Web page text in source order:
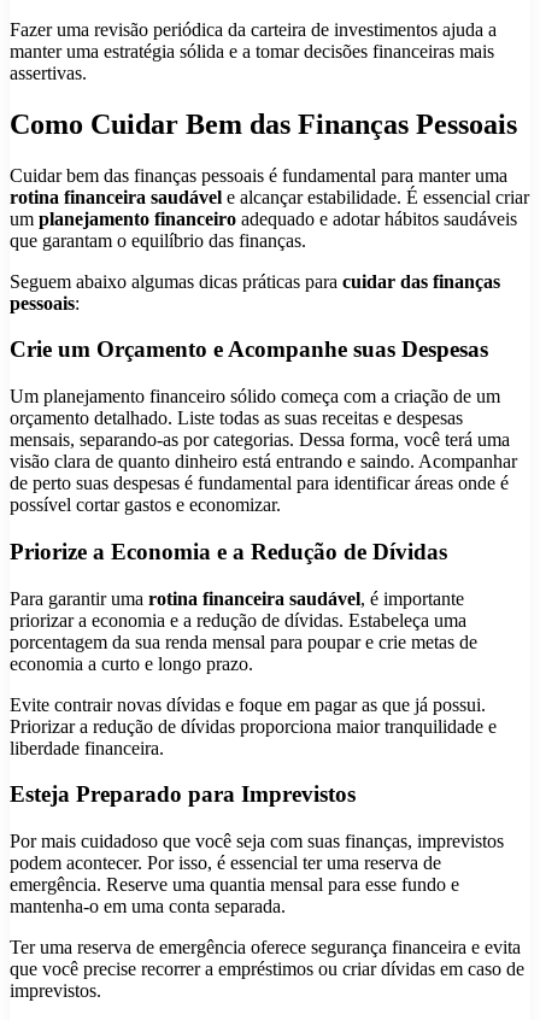
Fazer uma revisão periódica da carteira de investimentos ajuda a
manter uma estratégia sólida e a tomar decisões financeiras mais
assertivas.
Como Cuidar Bem das Finanças Pessoais
Cuidar bem das finanças pessoais é fundamental para manter uma
rotina financeira saudável e alcançar estabilidade. É essencial criar
um planejamento financeiro adequado e adotar hábitos saudáveis
que garantam o equilíbrio das finanças.
Seguem abaixo algumas dicas práticas para cuidar das finanças
pessoais:
Crie um Orçamento e Acompanhe suas Despesas
Um planejamento financeiro sólido começa com a criação de um
orçamento detalhado. Liste todas as suas receitas e despesas
mensais, separando-as por categorias. Dessa forma, você terá uma
visão clara de quanto dinheiro está entrando e saindo. Acompanhar
de perto suas despesas é fundamental para identificar áreas onde é
possível cortar gastos e economizar.
Priorize a Economia e a Redução de Dívidas
Para garantir uma rotina financeira saudável, é importante
priorizar a economia e a redução de dívidas. Estabeleça uma
porcentagem da sua renda mensal para poupar e crie metas de
economia a curto e longo prazo.
Evite contrair novas dívidas e foque em pagar as que já possui.
Priorizar a redução de dívidas proporciona maior tranquilidade e
liberdade financeira.
Esteja Preparado para Imprevistos
Por mais cuidadoso que você seja com suas finanças, imprevistos
podem acontecer. Por isso, é essencial ter uma reserva de
emergência. Reserve uma quantia mensal para esse fundo e
mantenha-o em uma conta separada.
Ter uma reserva de emergência oferece segurança financeira e evita
que você precise recorrer a empréstimos ou criar dívidas em caso de
imprevistos.